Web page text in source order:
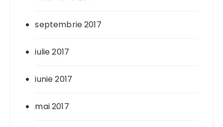
septembrie 2017
iulie 2017
iunie 2017
mai 2017